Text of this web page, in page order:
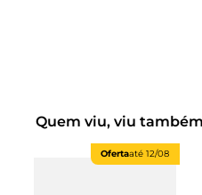
Quem viu, viu
Ofertaaté12/08